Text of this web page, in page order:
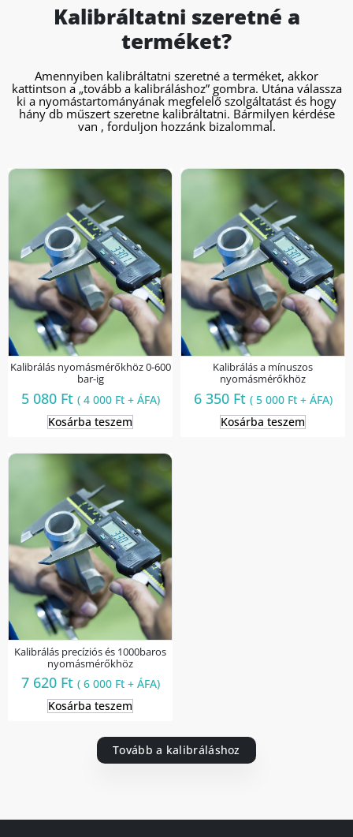
Kalibráltatni szeretné a
terméket?
Amennyiben kalibráltatni szeretné a terméket, akkor
kattintson a „tovább a kalibráláshoz” gombra. Utána válassza
ki a nyomástartományának megfelelő szolgáltatást és hogy
hány db műszert szeretne kalibráltatni. Bármilyen kérdése
van , forduljon hozzánk bizalommal.
Kalibrálás nyomásmérőkhöz 0-600
bar-ig
5 080 Ft ( 4 000 Ft+ ÁFA)
Kosárba teszem
Kalibrálás a mínuszos
nyomásmérőkhöz
6 350 Ft ( 5 000 Ft+ ÁFA)
Kosárba teszem
Kalibrálás precíziós és 1000baros
nyomásmérőkhöz
7 620 Ft ( 6 000 Ft+ ÁFA)
Kosárba teszem
Tovább a kalibráláshoz